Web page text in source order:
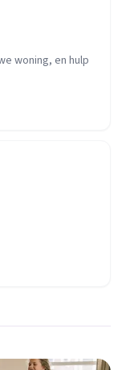
woning, en hulp